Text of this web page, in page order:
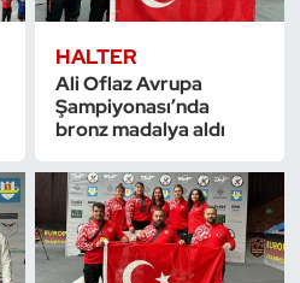
HALTER
Ali Oflaz Avrupa
Şampiyonası’nda
bronz madalya aldı